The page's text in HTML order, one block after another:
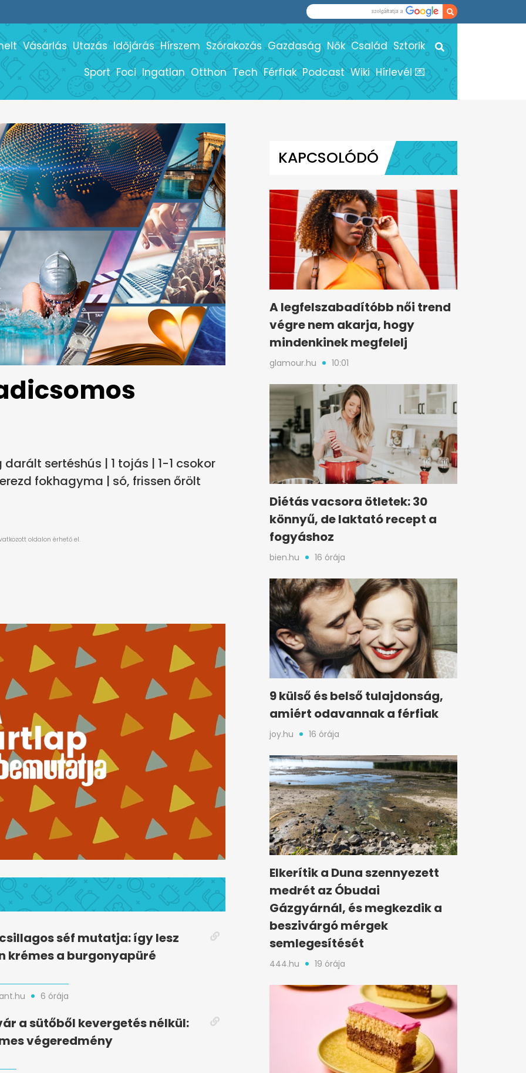
Vásárlás Utazás Időjárás Hírszem Szórakozás Gazdaság Nők Család Sztorik
Sport Foci Ingatlan Otthon Tech Férfiak Podcast Wiki Hírlevél 💌
darált sertéshús | 1 tojás | 1-1 csokor
fokhagyma | só, frissen őrölt
séf mutatja: így lesz
krémes a burgonyapüré
6 órája
a sütőből kevergetés nélkül:
végeredmény
KAPCSOLÓDÓ
A legfelszabadítóbb női trend
végre nem akarja, hogy
mindenkinek megfelelj
glamour.hu 10:01
Diétás vacsora ötletek: 30
könnyű, de laktató recept a
fogyáshoz
bien.hu 16 órája
9 külső és belső tulajdonság,
amiért odavannak a férfiak
joy.hu 16 órája
Elkerítik a Duna szennyezett
medrét az Óbudai
Gázgyárnál, és megkezdik a
beszivárgó mérgek
semlegesítését
444.hu 19 órája